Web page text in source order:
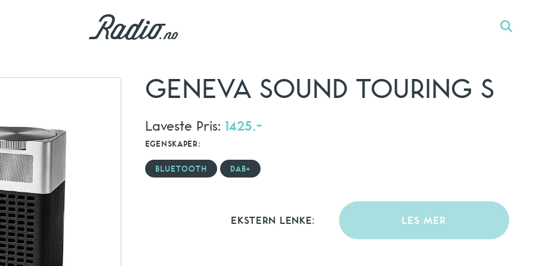
GENEVA SOUND TOURING S
Laveste Pris: 1425,-
EGENSKAPER:
BLUETOOTH DAB+
EKSTERN LENKE: LES MER